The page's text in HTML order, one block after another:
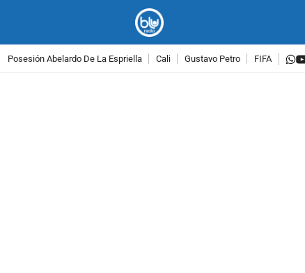
Posesión Abelardo De La Espriella Cali Gustavo Petro FIFA